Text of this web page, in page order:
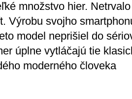
množstvo hier.
Výrobu svojho
model neprišiel do
úplne vytláčajú tie
moderného človeka